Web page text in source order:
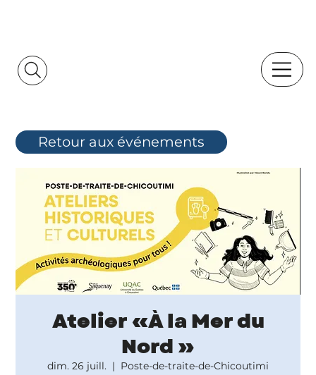
Retour aux événements
Atelier «À la Mer du
Nord »
dim. 26 juill.
  |
Poste-de-traite-de-Chicoutimi